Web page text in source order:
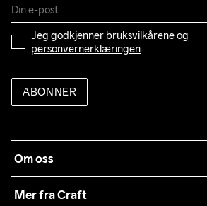
Jeg godkjenner bruksvilkårene
personvernerklæringen.
ABONNER
Om oss
Mer fra Craft